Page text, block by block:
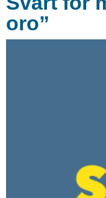
oro”